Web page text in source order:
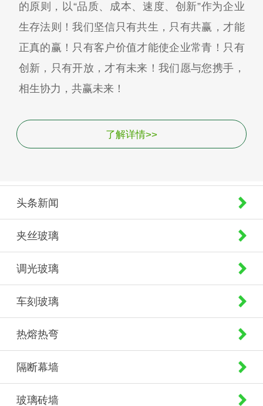
的原则，以“品质、成本、速度、创新”作为企业
生存法则！我们坚信只有共生，只有共赢，才能
正真的赢！只有客户价值才能使企业常青！只有
创新，只有开放，才有未来！我们愿与您携手，
相生协力，共赢未来！
了解详情>>
头条新闻
夹丝玻璃
调光玻璃
车刻玻璃
热熔热弯
隔断幕墙
玻璃砖墙